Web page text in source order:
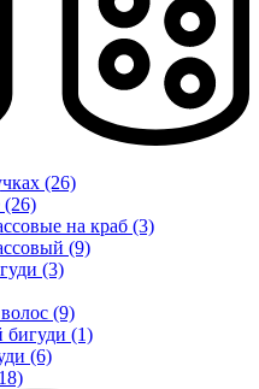
(26)
(26)
на краб (3)
(9)
(3)
(9)
бигуди (1)
(6)